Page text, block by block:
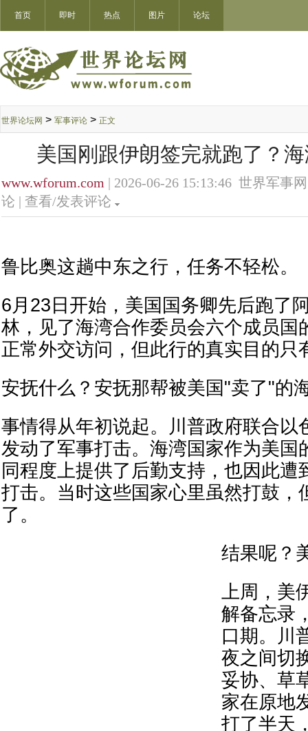
首页 即时 热点 图片 论坛
世界论坛网 > 军事评论 > 正文
美国刚跟伊朗签完就跑了？
www.wforum.com | 2026-06-26 15:13:46 世界军事
论 | 查看/发表评论
鲁比奥这趟中东之行，任务不轻松。
6月23日开始，美国国务卿先后跑了
林，见了海湾合作委员会六个成员国
正常外交访问，但此行的真实目的
安抚什么？安抚那帮被美国"卖了"的
事情得从年初说起。川普政府联合以
发动了军事打击。海湾国家作为美国
同程度上提供了后勤支持，也因此遭
打击。当时这些国家心里虽然打鼓，
了。
结果呢？
上周，美
解备忘录
口期。川
夜之间切
妥协、草
家在原地
打了半天